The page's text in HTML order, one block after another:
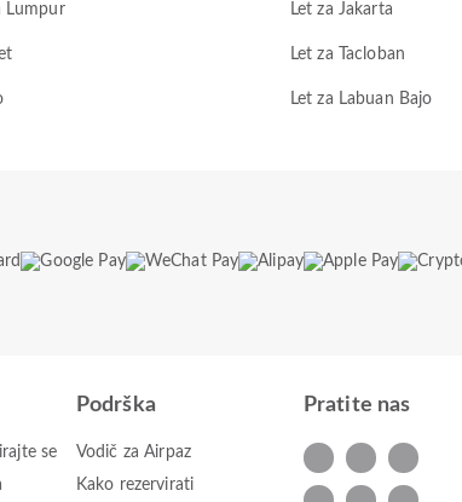
Lumpur Let za Jakarta
Let za Tacloban
Let za Labuan Bajo
se
Podrška
Vodič za Airpaz
Kako rezervirati
Pratite nas